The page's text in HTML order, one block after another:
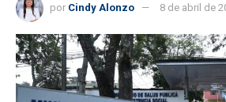
por Cindy Alonzo 8 de abril de